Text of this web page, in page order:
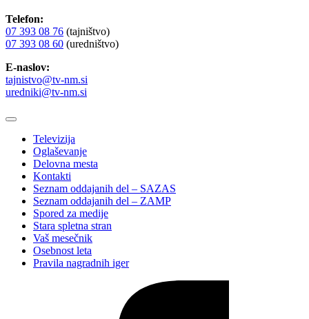
Telefon:
07 393 08 76 (tajništvo)
07 393 08 60 (uredništvo)
E-naslov:
tajnistvo@tv-nm.si
uredniki@tv-nm.si
Televizija
Oglaševanje
Delovna mesta
Kontakti
Seznam oddajanih del – SAZAS
Seznam oddajanih del – ZAMP
Spored za medije
Stara spletna stran
Vaš mesečnik
Osebnost leta
Pravila nagradnih iger